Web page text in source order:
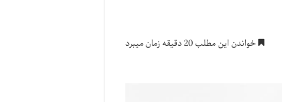
خواندن این مطلب 20 دقیقه زمان میبرد